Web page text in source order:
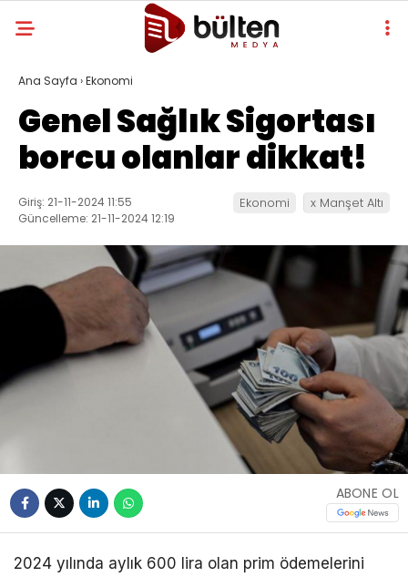
Ana Sayfa ›Ekonomi
Genel Sağlık Sigortası
borcu olanlar dikkat!
Giriş: 21-11-2024 11:55
Güncelleme: 21-11-2024 12:19
Ekonomi x Manşet Altı
ABONE OL
2024 yılında aylık 600 lira olan prim ödemelerini